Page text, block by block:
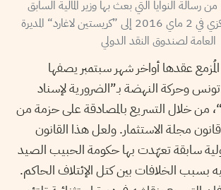
الصفحة رقم 20 من رسالة النوايا التي بعث بها وزير المالية السابق
ومحافظ البنك المركزي في 2 ماي 2016 إلى ”كريستين لاغارد“ المديرة
العامة لصندوق النقد الدولي
المُزمع عقدها أواخر شهر سبتمبر يصفها
وحركة النهضة بـ”الضرورية لإسناد
من خلال التسريع بالمصادقة على حزمة من
مجلة الاستثمار. ولعل هذا القانون
سابقة تعهّدت بها حكومة الحبيب الصيد
بسبب الخلافات بين كتل الإئتلاف الحاكم.